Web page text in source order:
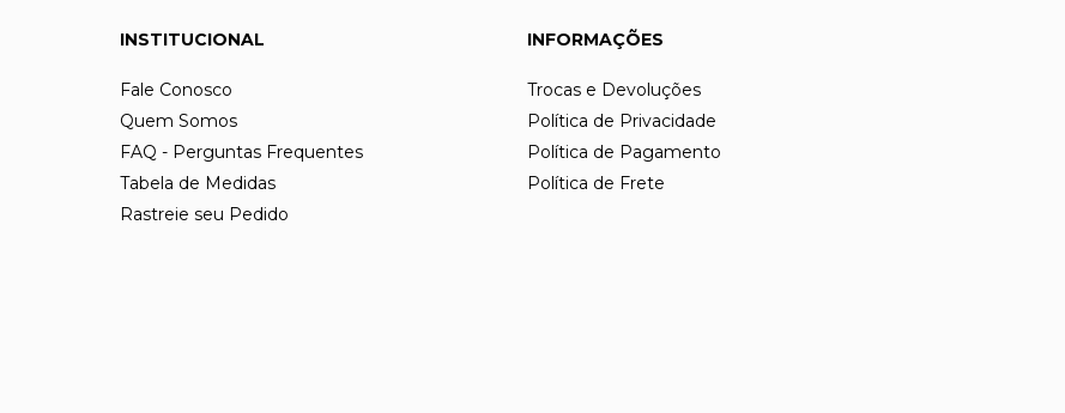
INSTITUCIONAL
Fale Conosco
Quem Somos
FAQ - Perguntas Frequentes
Tabela de Medidas
Rastreie seu Pedido
INFORMAÇÕES
Trocas e Devoluções
Política de Privacidade
Política de Pagamento
Política de Frete